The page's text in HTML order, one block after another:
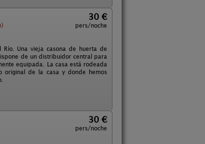
30 €
pers/noche
Una vieja casona de huerta de
de un distribuidor central para
equipada. La casa está rodeada
de la casa y donde hemos
30 €
pers/noche